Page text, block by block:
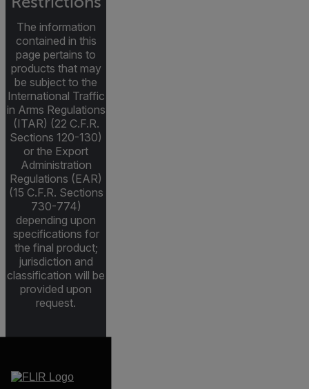
The information
contained in this
page pertains to
products that may
be subject to the
International Traffic
in Arms Regulations
(ITAR) (22 C.F.R.
Sections 120-130)
or the Export
Administration
Regulations (EAR)
(15 C.F.R. Sections
730-774)
depending upon
specifications for
the final product;
jurisdiction and
classification will be
provided upon
request.